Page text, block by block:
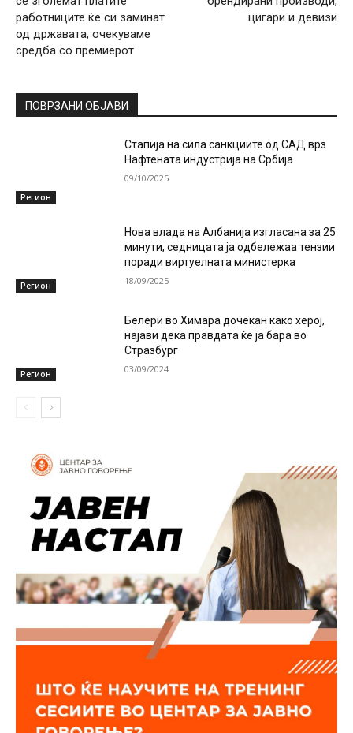
работниците ќе си заминат
од државата, очекуваме
средба со премиерот
цигари и девизи
ПОВРЗАНИ ОБЈАВИ
Регион
Стапија на сила санкциите од САД врз
Нафтената индустрија на Србија
09/10/2025
Регион
Нова влада на Албанија изгласана за 25
минути, седницата ја одбележаа тензии
поради виртуелната министерка
18/09/2025
Регион
Белери во Химара дочекан како херој,
најави дека правдата ќе ја бара во
Стразбург
03/09/2024